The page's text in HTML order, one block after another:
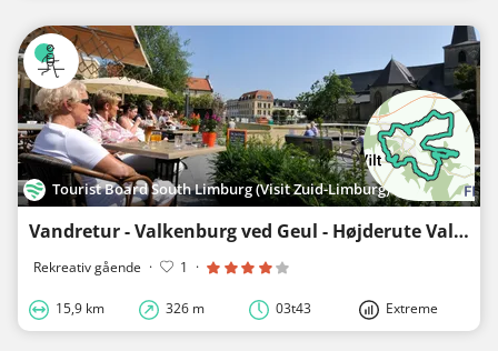
Tourist Board South Limburg (Visit Zuid-Limburg)
Vandretur - Valkenburg ved Geul - Højderute Valkenburg
Rekreativ gående · 1 ·
15,9 km 326 m 03t43 Extreme